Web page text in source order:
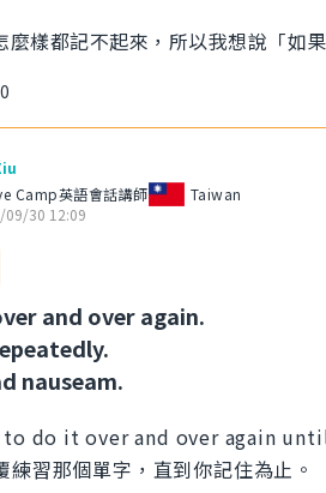
麼樣都記不起來，所以我想說「如
Camp英語會話講師
Taiwan
09/30 12:09
and over again.
nauseam.
to do it over and over again
練習那個單字，直到你記住為止。